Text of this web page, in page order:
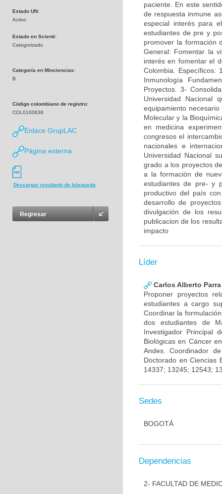
Estado UN:
Activo
Estado en Scienti:
Categorizado
Categoría en Minciencias:
B
Código colombiano de registro:
COL0100636
Enlace GrupLAC
Página externa
Descargar resultado de búsqueda
Regresar
paciente. En este
de respuesta inmune
especial interés para
estudiantes de pre y
promover la formación
General: Fomentar la
interés en fomentar el
Colombia. Específicos:
Inmunología
Proyectos. 3-
Universidad
equipamiento
Molecular y la
en medicina
congresos el
nacionales e
Universidad Nacional
grado a los proyectos
a la formación de
estudiantes de pre- y
productivo del país
desarrollo de
divulgación de los
publicacion de los
impacto
Líder
Carlos Alberto
Proponer proyectos
estudiantes a cargo
Coordinar la
dos estudiantes de
Investigador Principal
Biológicas en Cáncer
Andes. Coordinador
Doctorado en Ciencias
14337; 13245; 12543;
Sedes
BOGOTÁ
Dependencias
2- FACULTAD DE